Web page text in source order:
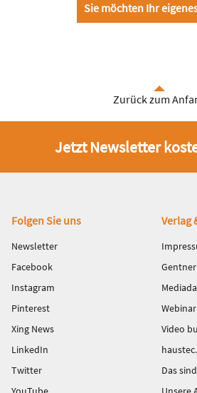
Sie möchten Ihr
Zurück zum
Jetzt Newsletter
Fußbereich
Folgen Sie uns
Newsletter
Facebook
Instagram
Pinterest
Xing News
LinkedIn
Twitter
Verlag
Video
Das